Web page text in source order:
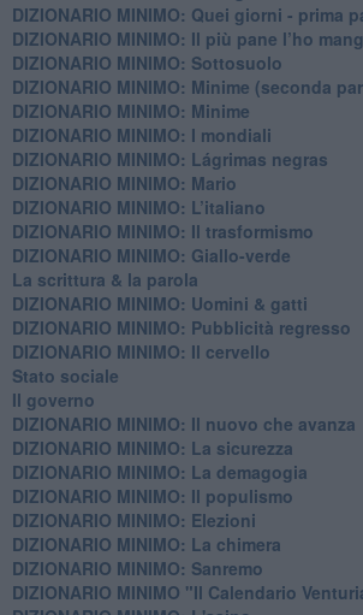
DIZIONARIO MINIMO: Quei giorni - prima
DIZIONARIO MINIMO: Il più pane l’ho
DIZIONARIO MINIMO: Sottosuolo
DIZIONARIO MINIMO: Minime (seconda
DIZIONARIO MINIMO: Minime
DIZIONARIO MINIMO: ​I mondiali
DIZIONARIO MINIMO: ​Lágrimas negras
DIZIONARIO MINIMO: Mario
DIZIONARIO MINIMO: L’italiano
DIZIONARIO MINIMO: Il trasformismo
DIZIONARIO MINIMO: Giallo-verde
La scrittura & la parola
​DIZIONARIO MINIMO: Uomini & gatti
DIZIONARIO MINIMO: ​Pubblicità regresso
DIZIONARIO MINIMO: Il cervello
Stato sociale
Il governo
DIZIONARIO MINIMO: Il nuovo che avanza
DIZIONARIO MINIMO: La sicurezza
DIZIONARIO MINIMO: La demagogia
DIZIONARIO MINIMO: Il populismo
DIZIONARIO MINIMO: Elezioni
DIZIONARIO MINIMO: La chimera
DIZIONARIO MINIMO: Sanremo
DIZIONARIO MINIMO "Il Calendario